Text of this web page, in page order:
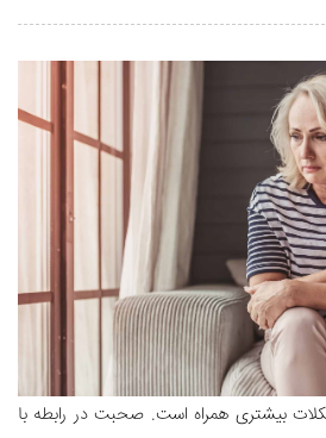
بیشتری همراه است. صحبت در رابطه با